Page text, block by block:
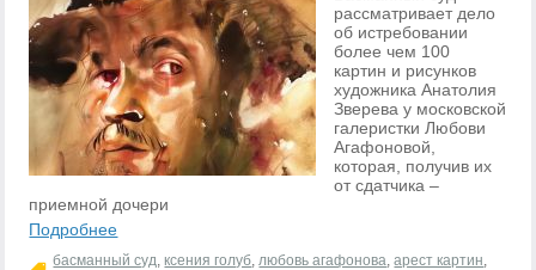
рассматривает дело
об истребовании
более чем 100
картин и рисунков
художника Анатолия
Зверева у московской
галеристки Любови
Агафоновой,
которая, получив их
от сдатчика –
приемной дочери
Подробнее
басманный суд,ксения голуб,любовь агафонова,арест картин,